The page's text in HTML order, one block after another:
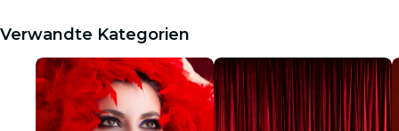
Verwandte Kategorien